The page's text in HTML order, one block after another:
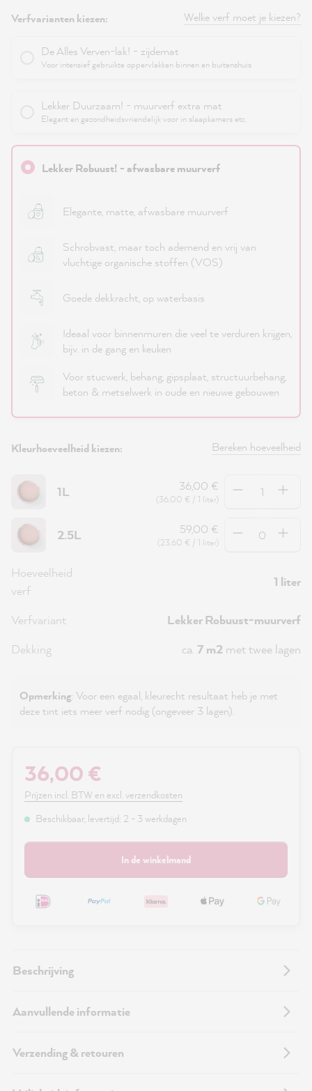
Verfvarianten kiezen: Welke verf moet je kiezen?
De Alles Verven-lak! - zijdemat
Voor intensief gebruikte oppervlakken binnen en buitenshuis
Lekker Duurzaam! - muurverf extra mat
Elegant en gezondheidsvriendelijk voor in slaapkamers etc.
Lekker Robuust! - afwasbare muurverf
Elegante, matte, afwasbare muurverf
Schrobvast, maar toch ademend en vrij van
vluchtige organische stoffen (VOS)
Goede dekkracht, op waterbasis
Ideaal voor binnenmuren die veel te verduren krijgen,
bijv. in de gang en keuken
Voor stucwerk, behang, gipsplaat, structuurbehang,
beton & metselwerk in oude en nieuwe gebouwen
Kleurhoeveelheid kiezen: Bereken hoeveelheid
1L 36,00 €
(36,00 € / 1 liter)
Hoeveelheid
2.5L 59,00 €
(23,60 € / 1 liter)
Hoeveelheid
Hoeveelheid
verf
1 liter
Verfvariant
Lekker Robuust-muurverf
Dekking
ca. 7 m2 met twee lagen
Opmerking: Voor een egaal, kleurecht resultaat heb je met
deze tint iets meer verf nodig (ongeveer 3 lagen).
36,00 €
Prijzen incl. BTW en excl. verzendkosten
Beschikbaar, levertijd: 2 - 3 werkdagen
In de winkelmand
Beschrijving
Aanvullende informatie
Verzending & retouren